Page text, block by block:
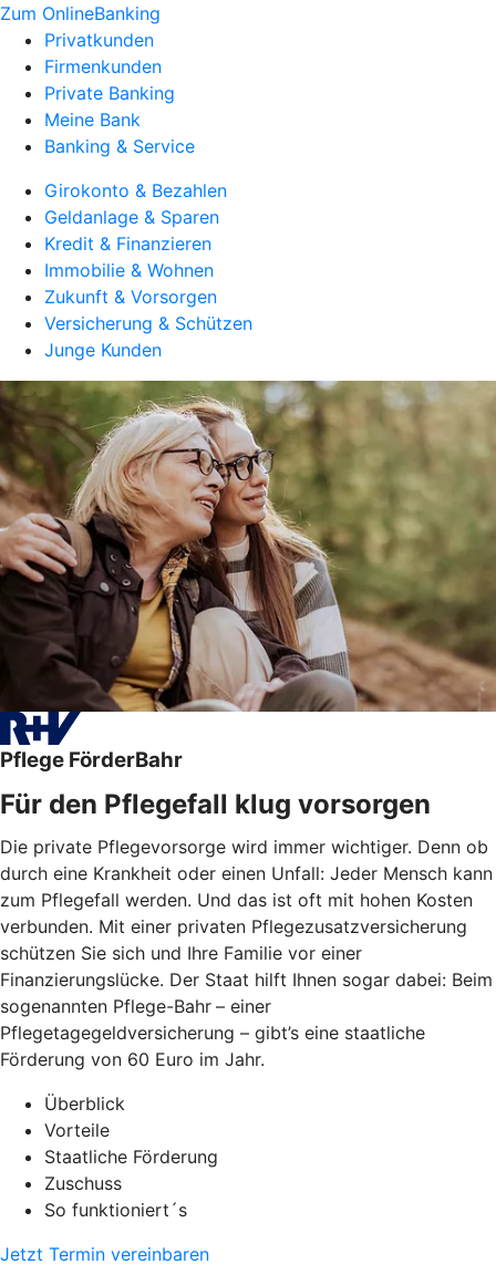
Zum OnlineBanking
Privatkunden
Firmenkunden
Private Banking
Meine Bank
Banking & Service
Girokonto & Bezahlen
Geldanlage & Sparen
Kredit & Finanzieren
Immobilie & Wohnen
Zukunft & Vorsorgen
Versicherung & Schützen
Junge Kunden
Pflege FörderBahr
Für den Pflegefall klug vorsorgen
Die private Pflegevorsorge wird immer wichtiger. Denn ob
durch eine Krankheit oder einen Unfall: Jeder Mensch kann
zum Pflegefall werden. Und das ist oft mit hohen Kosten
verbunden. Mit einer privaten Pflegezusatzversicherung
schützen Sie sich und Ihre Familie vor einer
Finanzierungslücke. Der Staat hilft Ihnen sogar dabei: Beim
sogenannten Pflege-Bahr – einer
Pflegetagegeldversicherung – gibt’s eine staatliche
Förderung von 60 Euro im Jahr.
Überblick
Vorteile
Staatliche Förderung
Zuschuss
So funktioniert´s
Jetzt Termin vereinbaren